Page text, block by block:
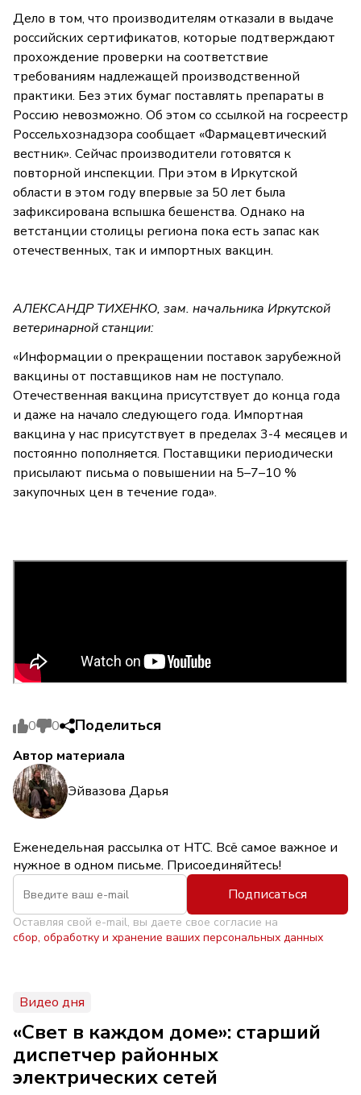
Дело в том, что производителям отказали в выдаче
российских сертификатов, которые подтверждают
прохождение проверки на соответствие
требованиям надлежащей производственной
практики. Без этих бумаг поставлять препараты в
Россию невозможно. Об этом со ссылкой на госреестр
Россельхознадзора сообщает «Фармацевтический
вестник». Сейчас производители готовятся к
повторной инспекции. При этом в Иркутской
области в этом году впервые за 50 лет была
зафиксирована вспышка бешенства. Однако на
ветстанции столицы региона пока есть запас как
отечественных, так и импортных вакцин.
АЛЕКСАНДР ТИХЕНКО, зам. начальника Иркутской
ветеринарной станции:
«Информации о прекращении поставок зарубежной
вакцины от поставщиков нам не поступало.
Отечественная вакцина присутствует до конца года
и даже на начало следующего года. Импортная
вакцина у нас присутствует в пределах 3-4 месяцев и
постоянно пополняется. Поставщики периодически
присылают письма о повышении на 5–7–10 %
закупочных цен в течение года».
0 0 Поделиться
Автор материала
Эйвазова Дарья
Еженедельная рассылка от НТС. Всё самое важное и
нужное в одном письме. Присоединяйтесь!
Подписаться
Оставляя свой e-mail, вы даете свое согласие на
сбор, обработку и хранение ваших персональных данных
Видео дня
«Свет в каждом доме»: старший
диспетчер районных
электрических сетей